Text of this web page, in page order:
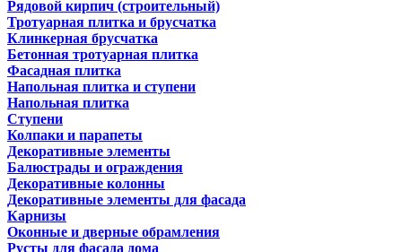
Рядовой кирпич (строительный)
Тротуарная плитка и брусчатка
Клинкерная брусчатка
Бетонная тротуарная плитка
Фасадная плитка
Напольная плитка и ступени
Напольная плитка
Ступени
Колпаки и парапеты
Декоративные элементы
Балюстрады и ограждения
Декоративные колонны
Декоративные элементы для фасада
Карнизы
Оконные и дверные обрамления
Русты для фасада дома